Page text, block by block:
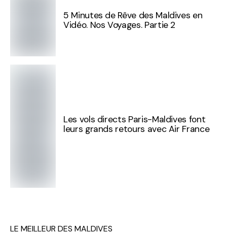
5 Minutes de Rêve des Maldives en
Vidéo. Nos Voyages. Partie 2
Les vols directs Paris-Maldives font
leurs grands retours avec Air France
LE MEILLEUR DES MALDIVES